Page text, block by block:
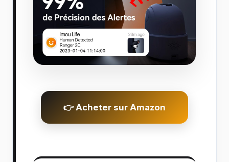
👉 Acheter sur Amazon